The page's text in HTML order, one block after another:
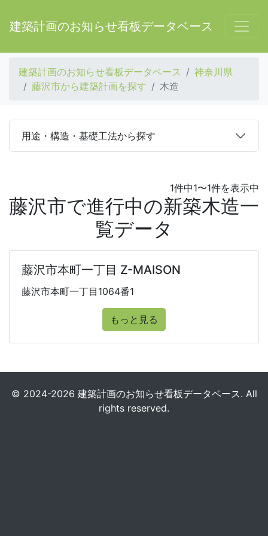
建築計画のお知らせ看板データベース
建築計画のお知らせ看板データベース
神奈川県
藤沢市から建築計画を探す
木造
用途・構造・基礎工法から探す
1件中1〜1件を表示中
藤沢市で進行中の新築木造一
覧データ
藤沢市本町一丁目 Z-MAISON
藤沢市本町一丁目1064番1
もっと見る
© 2024-2026 建築計画のお知らせ看板データベース. All
rights reserved.